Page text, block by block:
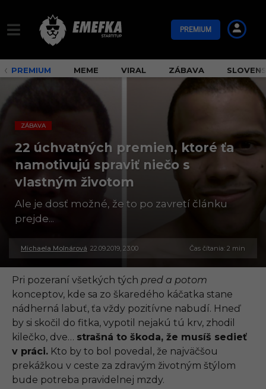
PREMIUM
PREMIUM MEME VIRAL ZÁBAVA
ZÁBAVA
22 úchvatných premien, ktoré ťa
namotivujú spraviť niečo s
vlastným životom
Ale je dosť možné, že to po zavretí článku
prejde...
Michaela Molnárová 22.09.2019, 23:00
3
.
0
.
2
2
1
1
6
1
Čas čítania: 2 min
Pri pozeraní všetkých tých pred a potom
konceptov, kde sa zo škaredého káčatka stane
nádherná labuť, ťa vždy pozitívne nabudí. Hneď
by si skočil do fitka, vypotil nejakú tú krv, zhodil
kilečko, dve… strašná to škoda, že musíš sedieť
v práci. Kto by to bol povedal, že najväčšou
prekážkou v ceste za zdravým životným štýlom
bude potreba pravidelnej mzdy.